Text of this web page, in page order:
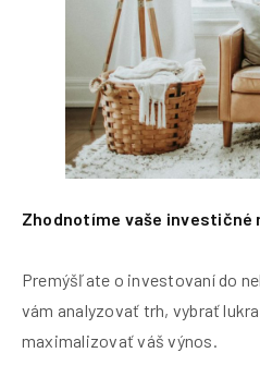
Zhodnotíme vaše investičné
Premýšľate o investovaní do
vám analyzovať trh, vybrať
maximalizovať váš výnos.